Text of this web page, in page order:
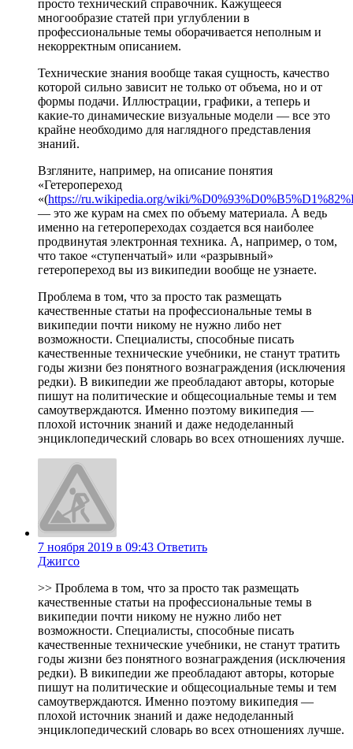
просто технический справочник. Кажущееся
многообразие статей при углублении в
профессиональные темы оборачивается неполным и
некорректным описанием.
Технические знания вообще такая сущность, качество
которой сильно зависит не только от объема, но и от
формы подачи. Иллюстрации, графики, а теперь и
какие-то динамические визуальные модели — все это
крайне необходимо для наглядного представления
знаний.
Взгляните, например, на описание понятия
«Гетеропереход
«(https://ru.wikipedia.org/wiki/
— это же курам на смех по объему материала. А ведь
именно на гетеропереходах создается вся наиболее
продвинутая электронная техника. А, например, о том,
что такое «ступенчатый» или «разрывный»
гетеропереход вы из википедии вообще не узнаете.
Проблема в том, что за просто так размещать
качественные статьи на профессиональные темы в
википедии почти никому не нужно либо нет
возможности. Специалисты, способные писать
качественные технические учебники, не станут тратить
годы жизни без понятного вознаграждения (исключения
редки). В википедии же преобладают авторы, которые
пишут на политические и общесоциальные темы и тем
самоутверждаются. Именно поэтому википедия —
плохой источник знаний и даже недоделанный
энциклопедический словарь во всех отношениях лучше.
7 ноября 2019 в 09:43 Ответить
Джигсо
>> Проблема в том, что за просто так размещать
качественные статьи на профессиональные темы в
википедии почти никому не нужно либо нет
возможности. Специалисты, способные писать
качественные технические учебники, не станут тратить
годы жизни без понятного вознаграждения (исключения
редки). В википедии же преобладают авторы, которые
пишут на политические и общесоциальные темы и тем
самоутверждаются. Именно поэтому википедия —
плохой источник знаний и даже недоделанный
энциклопедический словарь во всех отношениях лучше.